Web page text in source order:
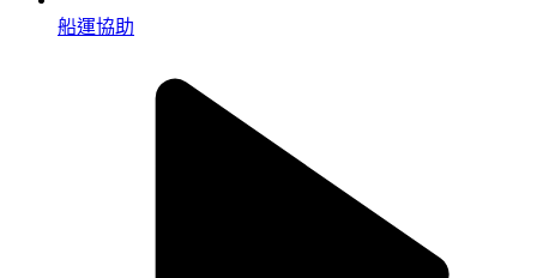
船運協助